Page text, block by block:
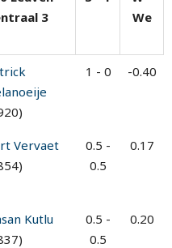
3
We
1 - 0 -0.40
Vervaet
0.5 -
0.5
0.17
Kutlu
0.5 -
0.5
0.20